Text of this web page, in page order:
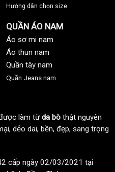
Hướng dẫn chọn size
QUẦN ÁO NAM
Áo sơ mi nam
Áo thun nam
Quần tây nam
Quần Jeans nam
làm từda bò thật nguyên
dẻo dai, bền, đẹp, sang trọng
cấp ngày 02/03/2021 tại